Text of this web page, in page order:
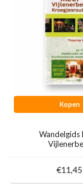
Kopen
Wandelgids
€11,45